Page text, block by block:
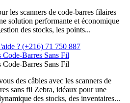
les scanners de code-barres filaires
solution performante et économique
des stocks, les points...
? (+216) 71 750 887
Code-Barres Sans Fil
Code-Barres Sans Fil
des câbles avec les scanners de
sans fil Zebra, idéaux pour une
des stocks, des inventaires...